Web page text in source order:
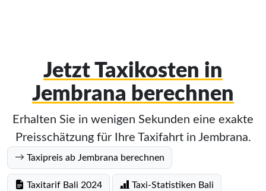
Jetzt Taxikosten in
Jembrana berechnen
Erhalten Sie in wenigen Sekunden eine exakte
Preisschätzung für Ihre Taxifahrt in Jembrana.
Taxipreis ab Jembrana berechnen
Taxitarif Bali 2024 Taxi-Statistiken Bali